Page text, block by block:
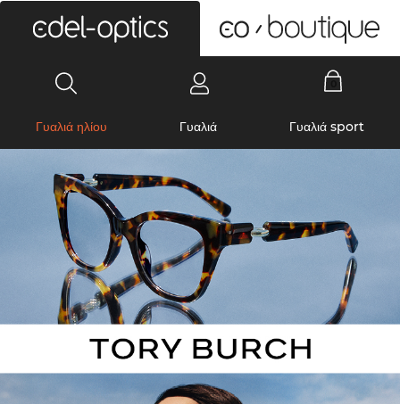
Γυαλιά ηλίου Γυαλιά Γυαλιά sport